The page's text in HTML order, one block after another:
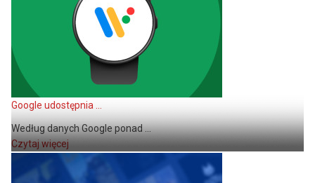
Google udostępnia ...
Według danych Google ponad ...
Czytaj więcej